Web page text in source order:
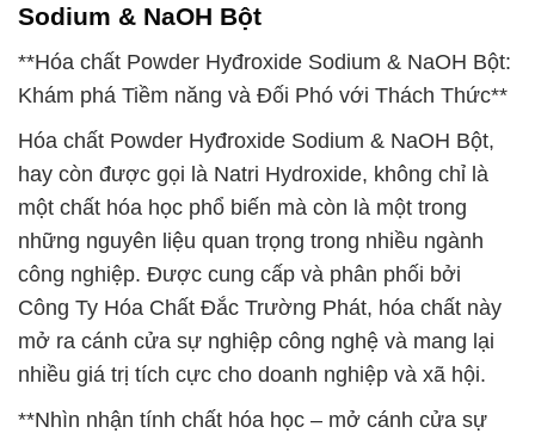
Sodium & NaOH Bột
**Hóa chất Powder Hyđroxide Sodium & NaOH Bột:
Khám phá Tiềm năng và Đối Phó với Thách Thức**
Hóa chất Powder Hyđroxide Sodium & NaOH Bột,
hay còn được gọi là Natri Hydroxide, không chỉ là
một chất hóa học phổ biến mà còn là một trong
những nguyên liệu quan trọng trong nhiều ngành
công nghiệp. Được cung cấp và phân phối bởi
Công Ty Hóa Chất Đắc Trường Phát, hóa chất này
mở ra cánh cửa sự nghiệp công nghệ và mang lại
nhiều giá trị tích cực cho doanh nghiệp và xã hội.
**Nhìn nhận tính chất hóa học – mở cánh cửa sự